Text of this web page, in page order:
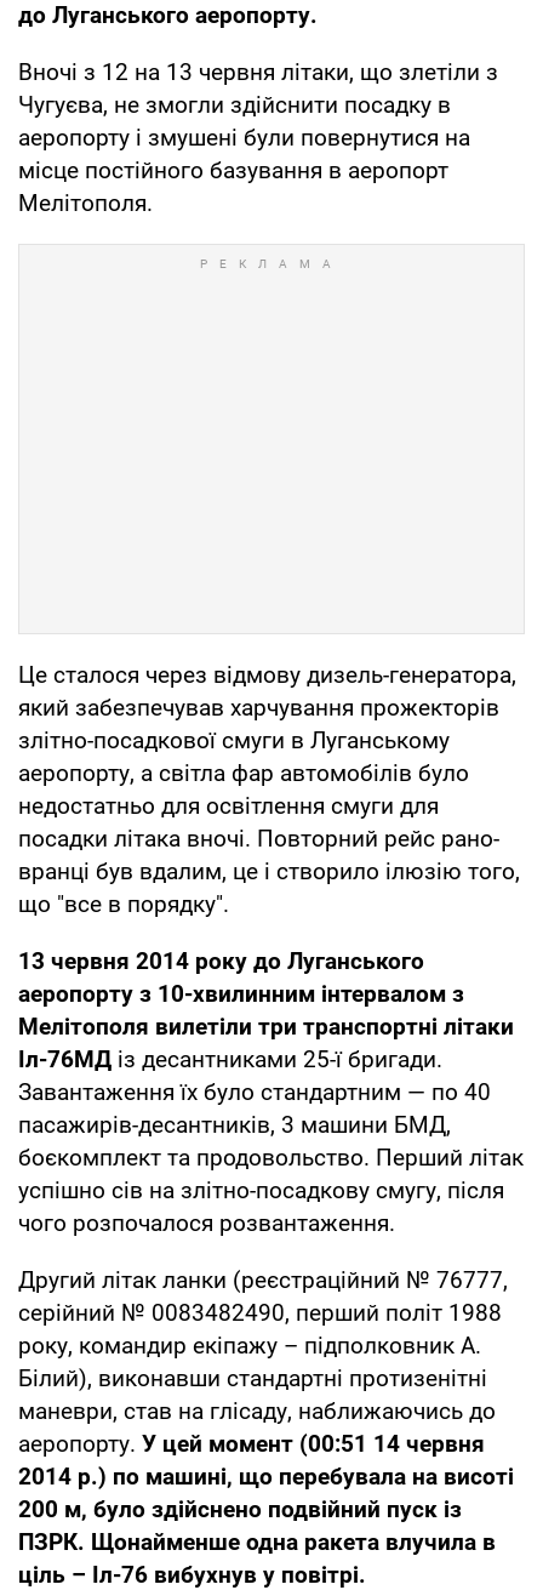
до Луганського аеропорту.
Вночі з 12 на 13 червня літаки, що злетіли з
Чугуєва, не змогли здійснити посадку в
аеропорту і змушені були повернутися на
місце постійного базування в аеропорт
Мелітополя.
Це сталося через відмову дизель-генератора,
який забезпечував харчування прожекторів
злітно-посадкової смуги в Луганському
аеропорту, а світла фар автомобілів було
недостатньо для освітлення смуги для
посадки літака вночі. Повторний рейс рано-
вранці був вдалим, це і створило ілюзію того,
що "все в порядку".
13 червня 2014 року до Луганського
аеропорту з 10-хвилинним інтервалом з
Мелітополя вилетіли три транспортні літаки
Іл-76МД із десантниками 25-ї бригади.
Завантаження їх було стандартним — по 40
пасажирів-десантників, 3 машини БМД,
боєкомплект та продовольство. Перший літак
успішно сів на злітно-посадкову смугу, після
чого розпочалося розвантаження.
Другий літак ланки (реєстраційний № 76777,
серійний № 0083482490, перший політ 1988
року, командир екіпажу – підполковник А.
Білий), виконавши стандартні протизенітні
маневри, став на глісаду, наближаючись до
аеропорту. У цей момент (00:51 14 червня
2014 р.) по машині, що перебувала на висоті
200 м, було здійснено подвійний пуск із
ПЗРК. Щонайменше одна ракета влучила в
ціль – Іл-76 вибухнув у повітрі.